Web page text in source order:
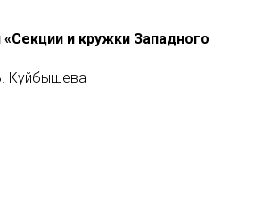
и кружки Западного
Куйбышева